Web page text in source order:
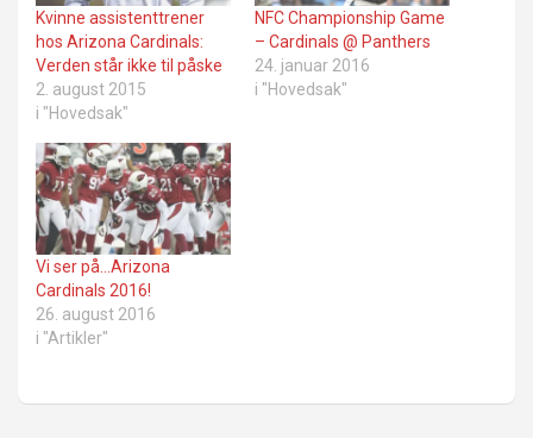
Kvinne assistenttrener
hos Arizona Cardinals:
Verden står ikke til påske
2. august 2015
i "Hovedsak"
NFC Championship Game
– Cardinals @ Panthers
24. januar 2016
i "Hovedsak"
Vi ser på…Arizona
Cardinals 2016!
26. august 2016
i "Artikler"